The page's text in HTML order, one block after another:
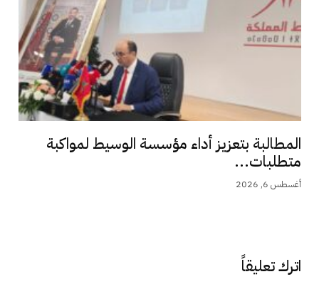
المطالبة بتعزيز أداء مؤسسة الوسيط لمواكبة
متطلبات...
أغسطس 6, 2026
اترك تعليقاً